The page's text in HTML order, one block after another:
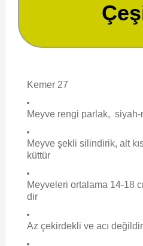
Kemer 27
Meyve rengi parlak,
Meyve şekli silindirik, alt
küttür
Meyveleri ortalama 14-18
dir
Az çekirdekli ve acı değildir